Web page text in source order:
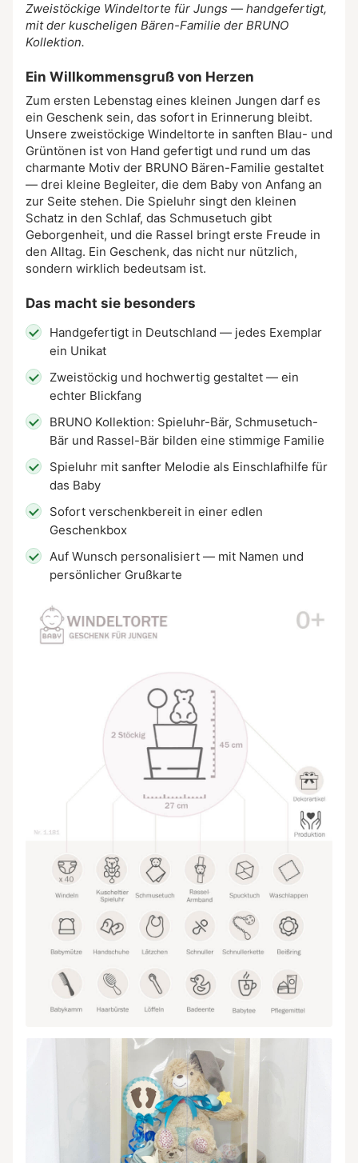
Zweistöckige Windeltorte für Jungs — handgefertigt,
mit der kuscheligen Bären-Familie der BRUNO
Kollektion.
Ein Willkommensgruß von Herzen
Zum ersten Lebenstag eines kleinen Jungen darf es
ein Geschenk sein, das sofort in Erinnerung bleibt.
Unsere zweistöckige Windeltorte in sanften Blau- und
Grüntönen ist von Hand gefertigt und rund um das
charmante Motiv der BRUNO Bären-Familie gestaltet
— drei kleine Begleiter, die dem Baby von Anfang an
zur Seite stehen. Die Spieluhr singt den kleinen
Schatz in den Schlaf, das Schmusetuch gibt
Geborgenheit, und die Rassel bringt erste Freude in
den Alltag. Ein Geschenk, das nicht nur nützlich,
sondern wirklich bedeutsam ist.
Das macht sie besonders
Handgefertigt in Deutschland — jedes Exemplar
ein Unikat
Zweistöckig und hochwertig gestaltet — ein
echter Blickfang
BRUNO Kollektion: Spieluhr-Bär, Schmusetuch-
Bär und Rassel-Bär bilden eine stimmige Familie
Spieluhr mit sanfter Melodie als Einschlafhilfe für
das Baby
Sofort verschenkbereit in einer edlen
Geschenkbox
Auf Wunsch personalisiert — mit Namen und
persönlicher Grußkarte